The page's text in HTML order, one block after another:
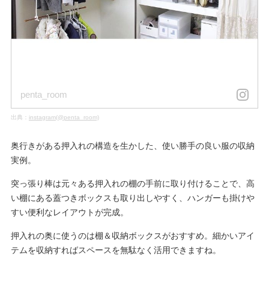
penta_room
出典： instagram(@penta_room)
奥行きがある押入れの構造を生かした、使い勝手の良い服の収納
実例。
突っ張り棒は元々ある押入れの棚の手前に取り付けることで、高
い棚にある蓋つきボックスも取り出しやすく、ハンガーも掛けや
すい便利なレイアウトが完成。
押入れの奥に使うのは棚＆収納ボックスがおすすめ。細かいアイ
テムを収納すればスペースを無駄なく活用できますね。